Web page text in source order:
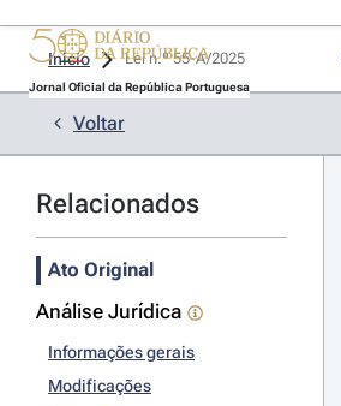
Jornal Oficial da República Portuguesa
Início
Voltar
Relacionados
Ato Original
Análise Jurídica
Informações gerais
Modificações